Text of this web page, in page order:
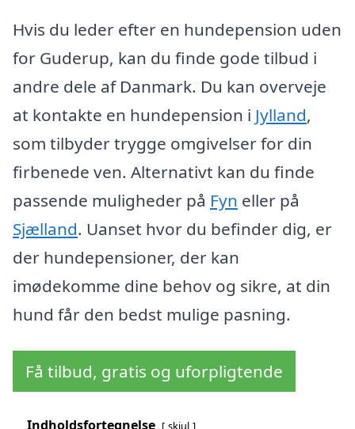
Hvis du leder efter en hundepension uden
for Guderup, kan du finde gode tilbud i
andre dele af Danmark. Du kan overveje
at kontakte en hundepension i Jylland,
som tilbyder trygge omgivelser for din
firbenede ven. Alternativt kan du finde
passende muligheder på Fyn eller på
Sjælland. Uanset hvor du befinder dig, er
der hundepensioner, der kan
imødekomme dine behov og sikre, at din
hund får den bedst mulige pasning.
Få tilbud, gratis og uforpligtende
Indholdsfortegnelse skjul